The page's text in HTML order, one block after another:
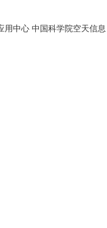
用中心 中国科学院空天信息